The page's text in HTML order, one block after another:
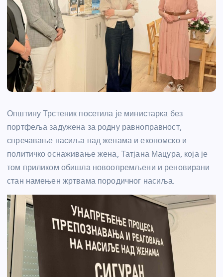
Општину Трстеник посетила је министарка без
портфеља задужена за родну равноправност,
спречавање насиља над женама и економско и
политичко оснаживање жена, Татјана Мацура, која је
том приликом обишла новоопремљени и реновирани
стан намењен жртвама породичног насиља.